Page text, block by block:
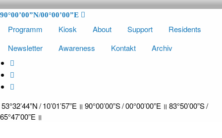
SÜDPOL HAMBURG
Bürokomplexen am Billekanal in Hammerbrook, Hamburg. Es wurde in
den letzten Jahren mit Hilfe der Hamburger Kulturbehörde und der
Kreativgesellschaft Hamburg sowie vieler ehrenamtlicher Helfer
restauriert. Unterstützt von einem Kulturverein finden hier regelmäßig
90°00’00”N/00°00’00”E
Programm Kiosk About Support
Residents
Newsletter
Awareness Kontakt Archiv
53°32’44”N / 10’01’57”E ॥ 90°00’00”S / 00°00’00”E ॥ 83°50’00”S /
65°47’00”E ॥